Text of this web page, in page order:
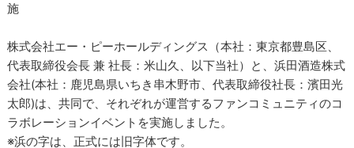
施
株式会社エー・ピーホールディングス（本社：東京都豊島区、
代表取締役会長 兼 社長：米山久、以下当社）と、浜田酒造株式
会社(本社：鹿児島県いちき串木野市、代表取締役社長：濱田光
太郎)は、共同で、それぞれが運営するファンコミュニティのコ
ラボレーションイベントを実施しました。
※浜の字は、正式には旧字体です。